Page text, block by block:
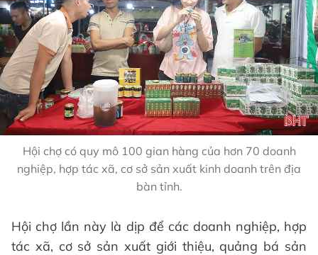
Hội chợ có quy mô 100 gian hàng của hơn 70 doanh
nghiệp, hợp tác xã, cơ sở sản xuất kinh doanh trên địa
bàn tỉnh.
Hội chợ lần này là dịp để các doanh nghiệp, hợp
tác xã, cơ sở sản xuất giới thiệu, quảng bá sản